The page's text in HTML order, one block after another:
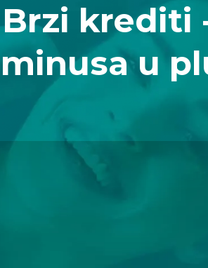
Brzi krediti
minusa u